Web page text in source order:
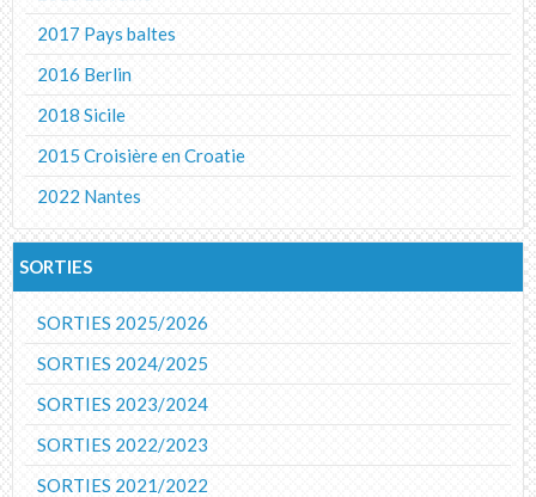
2017 Pays baltes
2016 Berlin
2018 Sicile
2015 Croisière en Croatie
2022 Nantes
SORTIES
SORTIES 2025/2026
SORTIES 2024/2025
SORTIES 2023/2024
SORTIES 2022/2023
SORTIES 2021/2022